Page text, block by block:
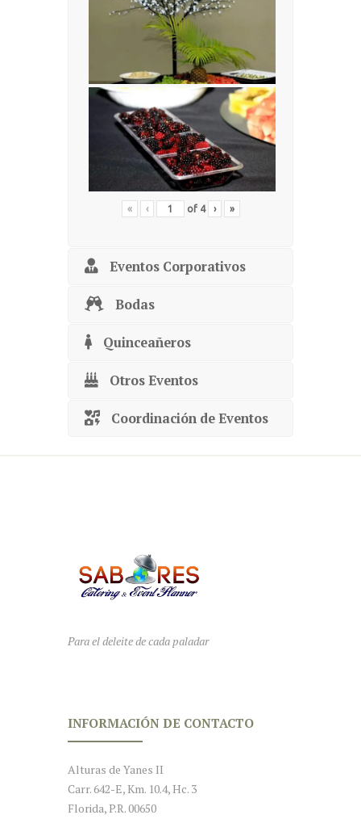
« ‹ of 4 › »
Eventos Corporativos
Bodas
Quinceañeros
Otros Eventos
Coordinación de Eventos
Para el deleite de cada paladar
INFORMACIÓN DE CONTACTO
Alturas de Yanes II
Carr. 642-E, Km. 10.4, Hc. 3
Florida, P.R. 00650